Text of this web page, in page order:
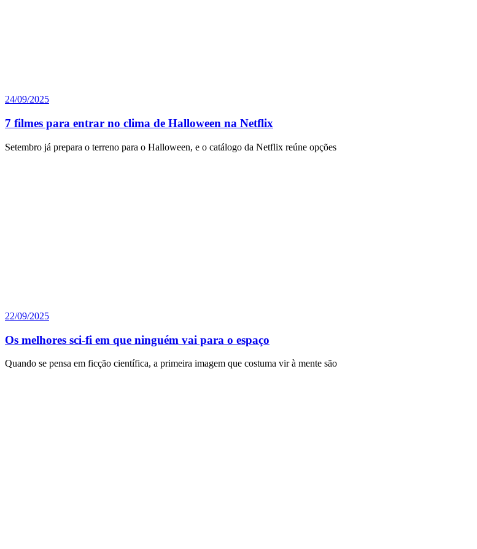
24/09/2025
7 filmes para entrar no clima de Halloween na Netflix
Setembro já prepara o terreno para o Halloween, e o catálogo da Netflix reúne opções
22/09/2025
Os melhores sci-fi em que ninguém vai para o espaço
Quando se pensa em ficção científica, a primeira imagem que costuma vir à mente são